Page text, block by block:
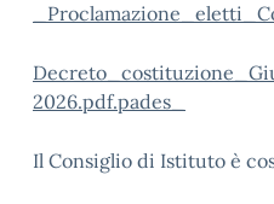
2026.pdf.pades_
Il Consiglio di Istituto è